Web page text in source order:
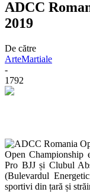
ADCC
2019
De către
ArteMartiale
-
1792
Open Championship
Pro BJJ și Clubul
(Bulevardul
sportivi din țară și